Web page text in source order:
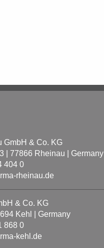
GmbH & Co. KG
| 77866 Rheinau | Germany
404 0
rheinau.de
& Co. KG
Kehl | Germany
868 0
kehl.de